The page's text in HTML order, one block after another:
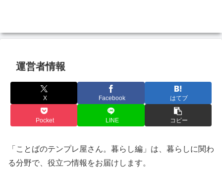
運営者情報
X Facebook はてブ
Pocket LINE コピー
「ことばのテンプレ屋さん。暮らし編」は、暮らしに関わ
る分野で、役立つ情報をお届けします。